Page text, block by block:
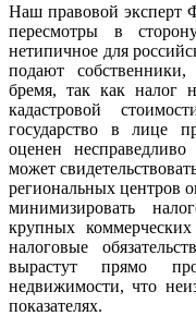
Наш правовой эксперт
пересмотры в
нетипичное для
подают
бремя, так как налог
кадастровой
государство в лице
оценен
может
региональных центров
минимизировать
крупных
налоговые
вырастут прямо
недвижимости, что
показателях.